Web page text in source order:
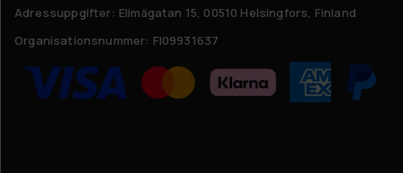
Adressuppgifter: Elimägatan 15, 00510 Helsingfors, Finland
Organisationsnummer: FI09931637